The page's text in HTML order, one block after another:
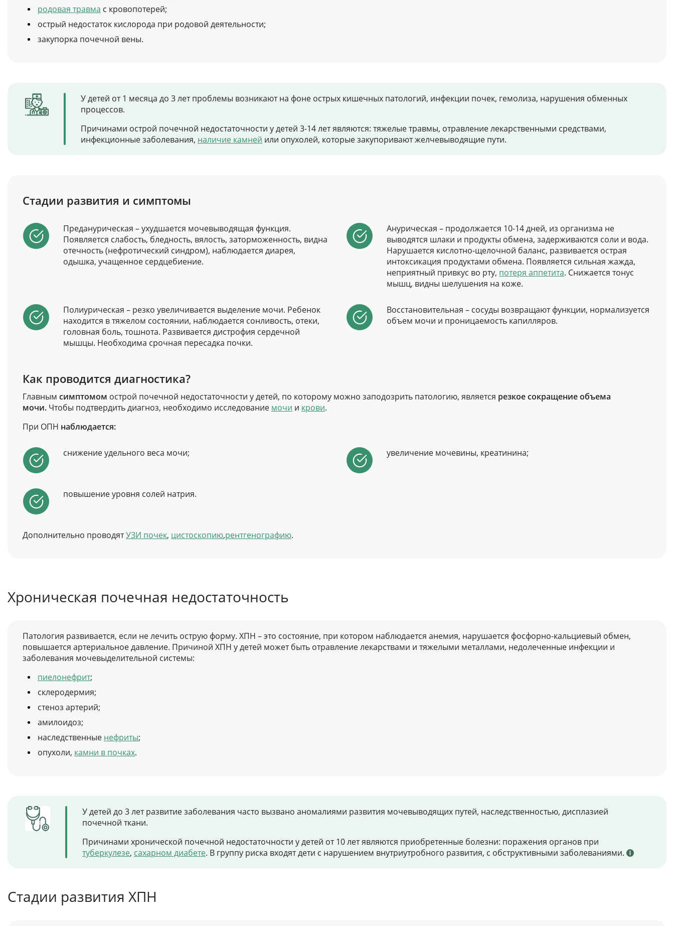
родовая травма с кровопотерей;
острый недостаток кислорода при родовой деятельности;
закупорка почечной вены.
У детей от 1 месяца до 3 лет проблемы возникают на фоне острых кишечных патологий, инфекции почек, гемолиза, нарушения обменных
процессов.
Причинами острой почечной недостаточности у детей 3-14 лет являются: тяжелые травмы, отравление лекарственными средствами,
инфекционные заболевания, наличие камней или опухолей, которые закупоривают желчевыводящие пути.
Стадии развития и симптомы
Преданурическая – ухудшается мочевыводящая функция.
Появляется слабость, бледность, вялость, заторможенность, видна
отечность (нефротический синдром), наблюдается диарея,
одышка, учащенное сердцебиение.
Анурическая – продолжается 10-14 дней, из организма не
выводятся шлаки и продукты обмена, задерживаются соли и вода.
Нарушается кислотно-щелочной баланс, развивается острая
интоксикация продуктами обмена. Появляется сильная жажда,
неприятный привкус во рту, потеря аппетита. Снижается тонус
мышц, видны шелушения на коже.
Полиурическая – резко увеличивается выделение мочи. Ребенок
находится в тяжелом состоянии, наблюдается сонливость, отеки,
головная боль, тошнота. Развивается дистрофия сердечной
мышцы. Необходима срочная пересадка почки.
Восстановительная – сосуды возвращают функции, нормализуется
объем мочи и проницаемость капилляров.
Как проводится диагностика?
Главным симптомом острой почечной недостаточности у детей, по которому можно заподозрить патологию, является резкое сокращение объема
мочи. Чтобы подтвердить диагноз, необходимо исследование мочи и крови.
При ОПН наблюдается:
снижение удельного веса мочи; увеличение мочевины, креатинина;
повышение уровня солей натрия.
Дополнительно проводятУЗИ почек, цистоскопию,рентгенографию.
Хроническая почечная недостаточность
Патология развивается, если не лечить острую форму. ХПН – это состояние, при котором наблюдается анемия, нарушается фосфорно-кальциевый обмен,
повышается артериальное давление. Причиной ХПН у детей может быть отравление лекарствами и тяжелыми металлами, недолеченные инфекции и
заболевания мочевыделительной системы:
пиелонефрит;
склеродермия;
стеноз артерий;
амилоидоз;
наследственные нефриты;
опухоли, камни в почках.
У детей до 3 лет развитие заболевания часто вызвано аномалиями развития мочевыводящих путей, наследственностью, дисплазией
почечной ткани.
Причинами хронической почечной недостаточности у детей от 10 лет являются приобретенные болезни: поражения органов при
туберкулезе, сахарном диабете. В группу риска входят дети с нарушением внутриутробного развития, с обструктивными заболеваниями.
Стадии развития ХПН